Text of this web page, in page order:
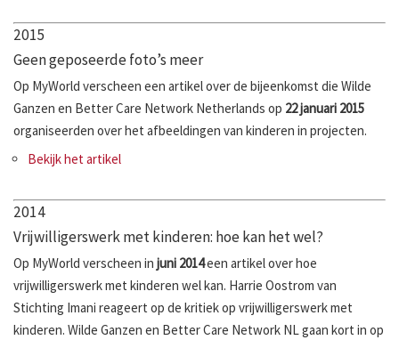
2015
Geen geposeerde foto’s meer
Op MyWorld verscheen een artikel over de bijeenkomst die Wilde
Ganzen en Better Care Network Netherlands op 22 januari 2015
organiseerden over het afbeeldingen van kinderen in projecten.
Bekijk het artikel
2014
Vrijwilligerswerk met kinderen: hoe kan het wel?
Op MyWorld verscheen in juni 2014een artikel over hoe
vrijwilligerswerk met kinderen wel kan. Harrie Oostrom van
Stichting Imani reageert op de kritiek op vrijwilligerswerk met
kinderen. Wilde Ganzen en Better Care Network NL gaan kort in op